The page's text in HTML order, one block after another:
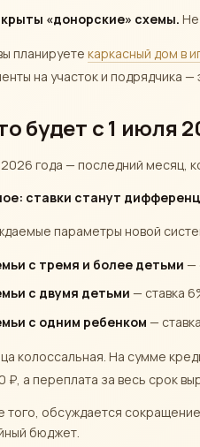
«донорские» схемы. Не
планируете каркасный дом в
на участок и подрядчика
будет с 1 июля
года — последний месяц,
ставки станут
параметры новой
с тремя и более детьми —
с двумя детьми — ставка
с одним ребенком —
колоссальная. На сумме
₽, а переплата за весь срок
того, обсуждается
бюджет.